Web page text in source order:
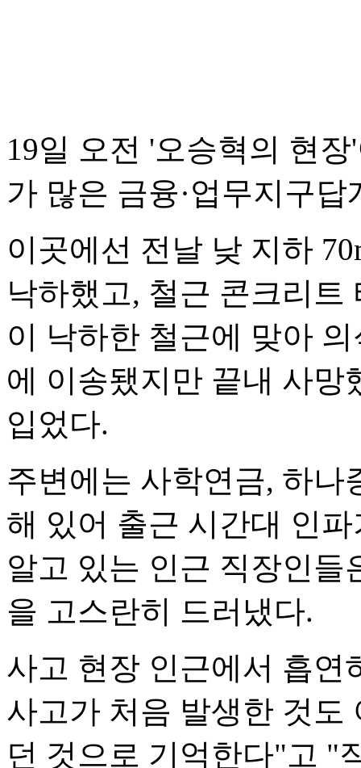
19일 오전 '오승혁의 현
가 많은 금융·업무지구
이곳에선 전날 낮 지하
낙하했고, 철근 콘크리트
이 낙하한 철근에 맞아
에 이송됐지만 끝내 사망
입었다.
주변에는 사학연금, 하나
해 있어 출근 시간대 인
알고 있는 인근 직장인
을 고스란히 드러냈다.
사고 현장 인근에서 흡연
사고가 처음 발생한 것도
던 것으로 기억한다"고 "